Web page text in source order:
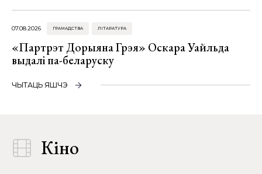
07.08.2026 ГРАМАДСТВА ЛІТАРАТУРА
«Партрэт Дорыяна Грэя» Оскара Уайльда
выдалі па-беларуску
ЧЫТАЦЬ ЯШЧЭ
Кіно